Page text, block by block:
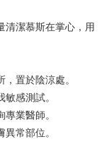
清潔慕斯在掌心，用
置於陰涼處。
感測試。
業醫師。
常部位。